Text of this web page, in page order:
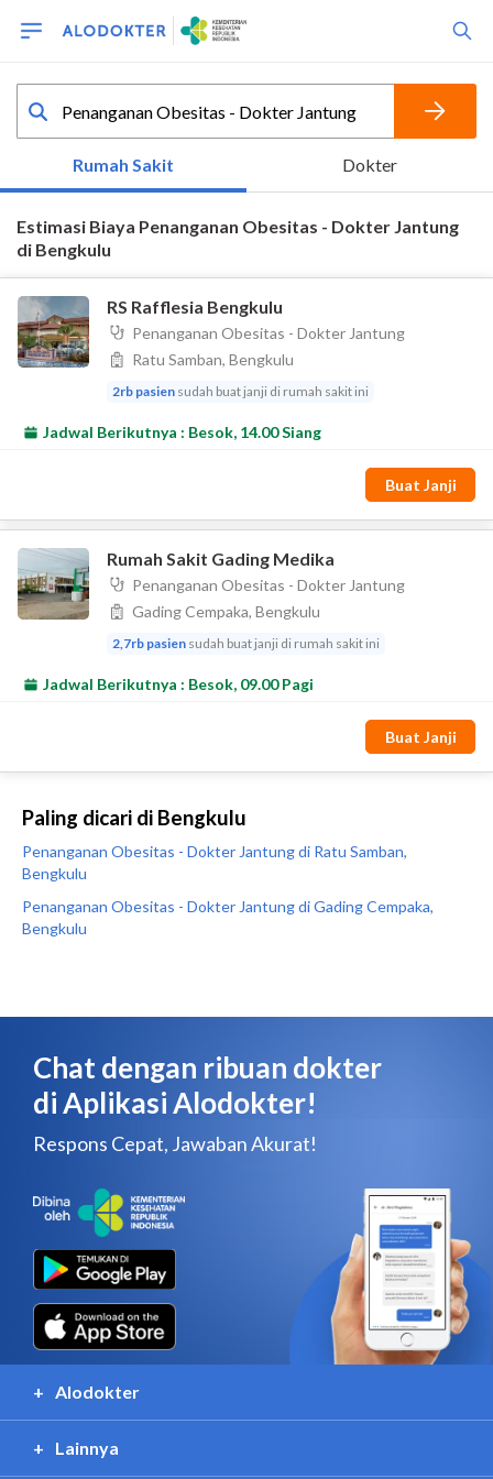
Paling dicari di Bengkulu
Penanganan Obesitas - Dokter Jantung di Ratu Samban,
Bengkulu
Penanganan Obesitas - Dokter Jantung di Gading Cempaka,
Bengkulu